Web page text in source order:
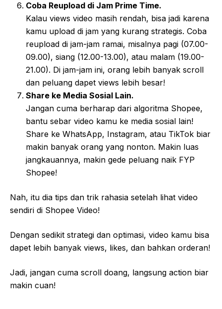
Coba Reupload di Jam Prime Time.
Kalau views video masih rendah, bisa jadi karena
kamu upload di jam yang kurang strategis. Coba
reupload di jam-jam ramai, misalnya pagi (07.00-
09.00), siang (12.00-13.00), atau malam (19.00-
21.00). Di jam-jam ini, orang lebih banyak scroll
dan peluang dapet views lebih besar!
Share ke Media Sosial Lain.
Jangan cuma berharap dari algoritma Shopee,
bantu sebar video kamu ke media sosial lain!
Share ke WhatsApp, Instagram, atau TikTok biar
makin banyak orang yang nonton. Makin luas
jangkauannya, makin gede peluang naik FYP
Shopee!
Nah, itu dia tips dan trik rahasia setelah lihat video
sendiri di Shopee Video!
Dengan sedikit strategi dan optimasi, video kamu bisa
dapet lebih banyak views, likes, dan bahkan orderan!
Jadi, jangan cuma scroll doang, langsung action biar
makin cuan!